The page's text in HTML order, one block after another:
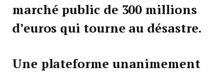
marché public de 300 millions
d’euros qui tourne au désastre.
Une plateforme unanimement